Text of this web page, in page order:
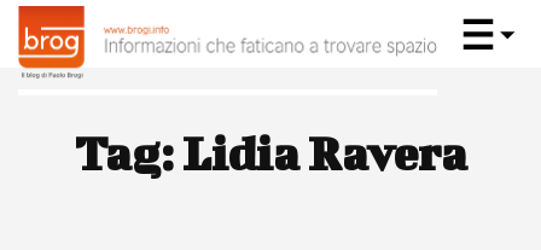
Tag:Lidia Ravera